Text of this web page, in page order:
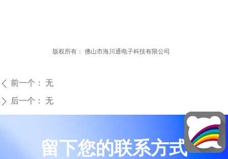
ꄴ 前一个： 无
ꄲ 后一个： 无
留下您的联系方式
版权所有： 佛山市海川通电子科技有限公司